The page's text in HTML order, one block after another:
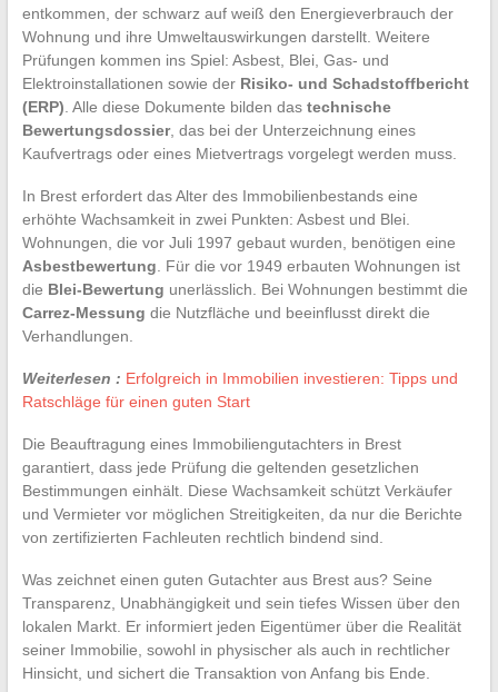
entkommen, der schwarz auf weiß den Energieverbrauch der
Wohnung und ihre Umweltauswirkungen darstellt. Weitere
Prüfungen kommen ins Spiel: Asbest, Blei, Gas- und
Elektroinstallationen sowie der Risiko- und Schadstoffbericht
(ERP) . Alle diese Dokumente bilden das technische
Bewertungsdossier, das bei der Unterzeichnung eines
Kaufvertrags oder eines Mietvertrags vorgelegt werden muss.
In Brest erfordert das Alter des Immobilienbestands eine
erhöhte Wachsamkeit in zwei Punkten: Asbest und Blei.
Wohnungen, die vor Juli 1997 gebaut wurden, benötigen eine
Asbestbewertung . Für die vor 1949 erbauten Wohnungen ist
die Blei-Bewertung unerlässlich. Bei Wohnungen bestimmt die
Carrez-Messung die Nutzfläche und beeinflusst direkt die
Verhandlungen.
Weiterlesen : Erfolgreich in Immobilien investieren: Tipps und
Ratschläge für einen guten Start
Die Beauftragung eines Immobiliengutachters in Brest
garantiert, dass jede Prüfung die geltenden gesetzlichen
Bestimmungen einhält. Diese Wachsamkeit schützt Verkäufer
und Vermieter vor möglichen Streitigkeiten, da nur die Berichte
von zertifizierten Fachleuten rechtlich bindend sind.
Was zeichnet einen guten Gutachter aus Brest aus? Seine
Transparenz, Unabhängigkeit und sein tiefes Wissen über den
lokalen Markt. Er informiert jeden Eigentümer über die Realität
seiner Immobilie, sowohl in physischer als auch in rechtlicher
Hinsicht, und sichert die Transaktion von Anfang bis Ende.